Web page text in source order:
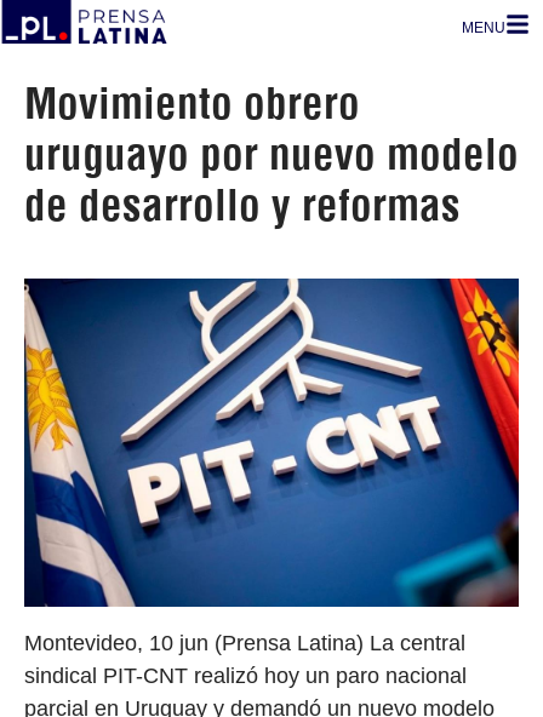
MENU
Movimiento obrero
uruguayo por nuevo modelo
de desarrollo y reformas
Montevideo, 10 jun (Prensa Latina) La central
sindical PIT-CNT realizó hoy un paro nacional
parcial en Uruguay y demandó un nuevo modelo